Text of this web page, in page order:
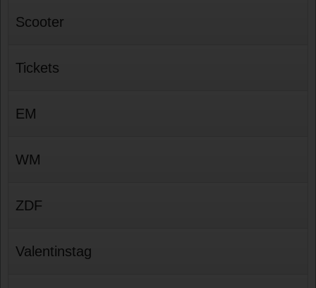
Scooter
Tickets
EM
WM
ZDF
Valentinstag